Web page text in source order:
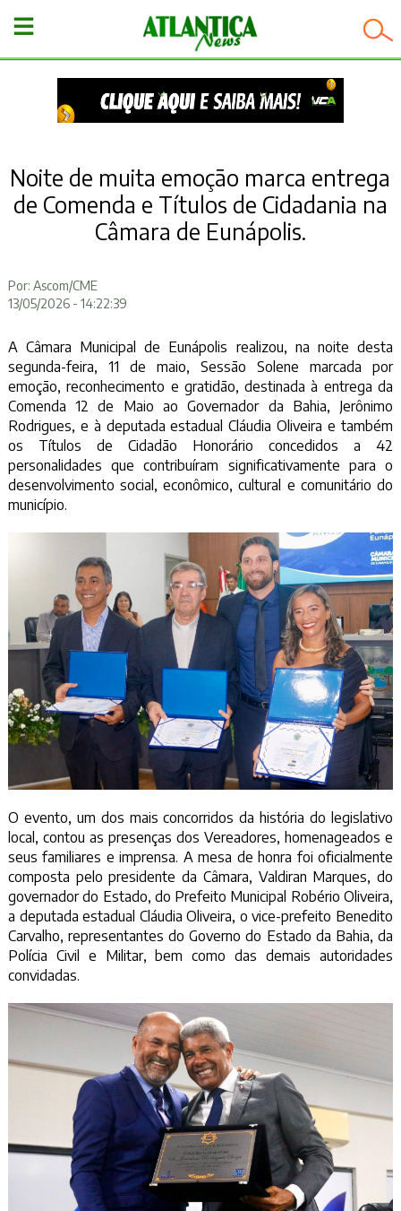
−
Noite de muita emoção marca entrega
de Comenda e Títulos de Cidadania na
Câmara de Eunápolis.
Por: Ascom/CME
13/05/2026 - 14:22:39
A Câmara Municipal de Eunápolis realizou, na noite desta
segunda-feira, 11 de maio, Sessão Solene marcada por
emoção, reconhecimento e gratidão, destinada à entrega da
Comenda 12 de Maio ao Governador da Bahia, Jerônimo
Rodrigues, e à deputada estadual Cláudia Oliveira e também
os Títulos de Cidadão Honorário concedidos a 42
personalidades que contribuíram significativamente para o
desenvolvimento social, econômico, cultural e comunitário do
município.
O evento, um dos mais concorridos da história do legislativo
local, contou as presenças dos Vereadores, homenageados e
seus familiares e imprensa. A mesa de honra foi oficialmente
composta pelo presidente da Câmara, Valdiran Marques, do
governador do Estado, do Prefeito Municipal Robério Oliveira,
a deputada estadual Cláudia Oliveira, o vice-prefeito Benedito
Carvalho, representantes do Governo do Estado da Bahia, da
Polícia Civil e Militar, bem como das demais autoridades
convidadas.